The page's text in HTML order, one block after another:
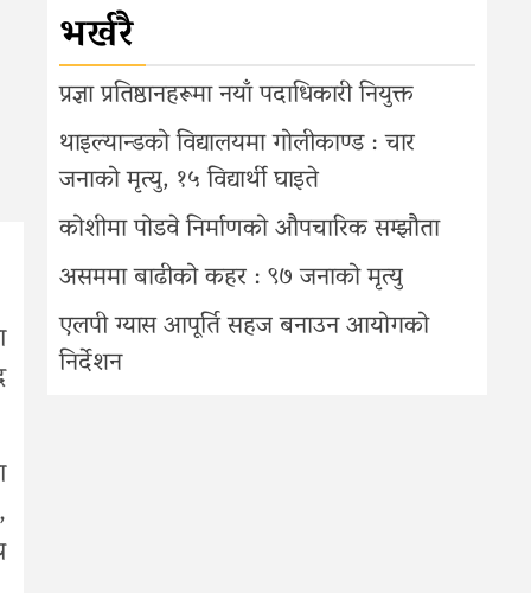
भर्खरै
प्रज्ञा प्रतिष्ठानहरूमा नयाँ पदाधिकारी नियुक्त
थाइल्यान्डको विद्यालयमा गोलीकाण्ड : चार
जनाको मृत्यु, १५ विद्यार्थी घाइते
कोशीमा पोडवे निर्माणको औपचारिक सम्झौता
असममा बाढीको कहर : ९७ जनाको मृत्यु
एलपी ग्यास आपूर्ति सहज बनाउन आयोगको
निर्देशन